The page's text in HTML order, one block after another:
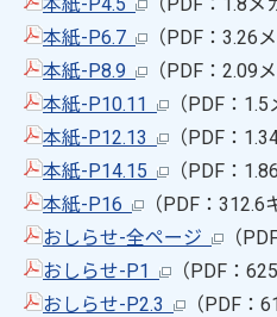
本紙-P6.7
（PDF：3.26
本紙-P8.9
（PDF：2.09
本紙-P10.11
（PDF：1.5
本紙-P12.13
（PDF：
本紙-P14.15
（PDF：
本紙-P16
（PDF：312.6
おしらせ-全ページ
（
おしらせ-P1
（PDF：
おしらせ-P2.3
（PDF：